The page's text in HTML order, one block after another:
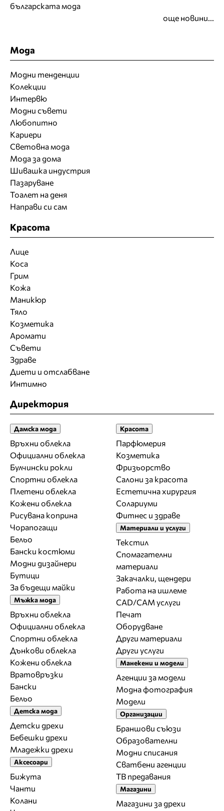
българската мода
още новини...
Мода
Модни тенденции
Колекции
Интервю
Модни съвети
Любопитно
Кариери
Световна мода
Мода за дома
Шивашка индустрия
Пазаруване
Тоалет на деня
Направи си сам
Красота
Лице
Коса
Грим
Кожа
Маникюр
Тяло
Козметика
Аромати
Съвети
Здраве
Диети и отслабване
Интимно
Директория
Дамска мода
Връхни облекла
Официални облекла
Булчински рокли
Спортни облекла
Плетени облекла
Кожени облекла
Рисувана коприна
Чорапогащи
Бельо
Бански костюми
Модни дизайнери
Бутици
За бъдещи майки
Мъжка мода
Връхни облекла
Официални облекла
Спортни облекла
Дънкови облекла
Кожени облекла
Вратовръзки
Бански
Бельо
Детска мода
Детски дрехи
Бебешки дрехи
Младежки дрехи
Аксесоари
Бижута
Чанти
Колани
Красота
Парфюмерия
Козметика
Фризьорство
Салони за красота
Естетична хирургия
Солариуми
Фитнес и здраве
Материали и услуги
Текстил
Спомагателни
материали
Закачалки, щендери
Работа на ишлеме
CAD/CAM услуги
Печат
Оборудване
Други материали
Други услуги
Манекени и модели
Агенции за модели
Модна фотография
Модели
Организации
Браншови съюзи
Образователни
Модни списания
Сватбени агенции
ТВ предавания
Магазини
Магазини за дрехи